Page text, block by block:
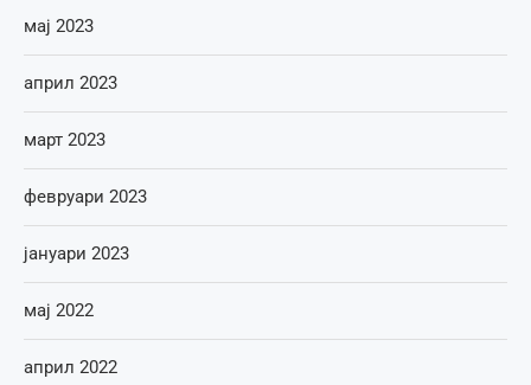
мај 2023
април 2023
март 2023
февруари 2023
јануари 2023
мај 2022
април 2022